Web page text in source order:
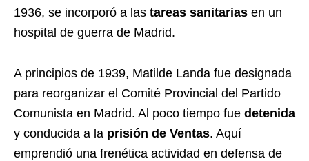
1936, se incorporó a las tareas sanitarias en un
hospital de guerra de Madrid.
A principios de 1939, Matilde Landa fue designada
para reorganizar el Comité Provincial del Partido
Comunista en Madrid. Al poco tiempo fue detenida
y conducida a la prisión de Ventas. Aquí
emprendió una frenética actividad en defensa de